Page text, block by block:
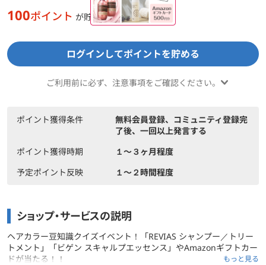
100ポイント が貯まる
ログインしてポイントを貯める
ご利用前に必ず、注意事項をご確認ください。
ポイント獲得条件
無料会員登録、コミュニティ登録完
了後、一回以上発言する
ポイント獲得時期
１〜３ヶ月程度
予定ポイント反映
１〜２時間程度
ショップ・サービスの説明
ヘアカラー豆知識クイズイベント！「REVIAS シャンプー／トリー
トメント」「ビゲン スキャルプエッセンス」やAmazonギフトカー
ドが当たる！！
もっと見る